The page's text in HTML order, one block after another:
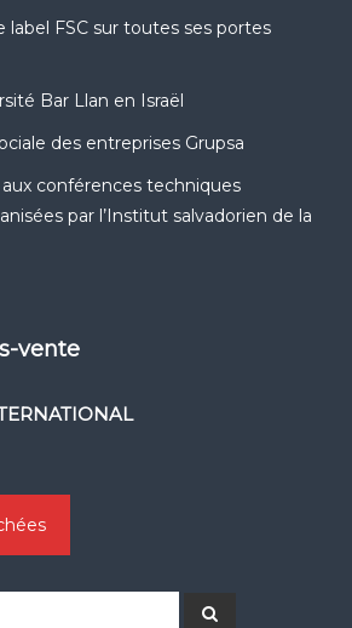
label FSC sur toutes ses portes
Bar Llan en Israël
des entreprises Grupsa
conférences techniques
par l’Institut salvadorien de la
vente
Search